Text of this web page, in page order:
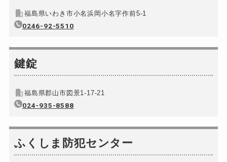
福島県いわき市小名浜岡小名字作前5-1
0246-92-5510
鍵錠
福島県郡山市図景1-17-21
024-935-8588
ふくしま防犯センター